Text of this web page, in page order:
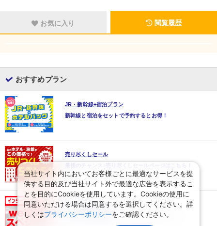
お気に入り 閲覧履歴
おすすめプラン
JR・新幹線+宿泊プラン
新幹線と宿泊をセットで予約するとお得！
売り尽くしセール
最後のチャンス♪売り尽くしセールページはこちら！
WEBコレクション
最新のWEB限定価格とツアーはここでチェック！
当社サイト内においてお客様ごとに最適なサービスを提
供する目的及び当社サイト外で最適な広告を表示するこ
とを目的にCookieを使用しています。Cookieの使用に
同意いただける場合は同意するを選択してください。詳
しくはプライバシーポリシーをご確認ください。